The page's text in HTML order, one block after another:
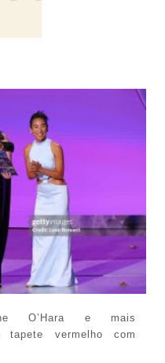
O’Hara e mais
tapete vermelho com